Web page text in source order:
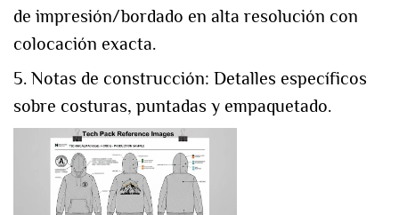
de impresión/bordado en alta resolución con
colocación exacta.
5. Notas de construcción: Detalles específicos
sobre costuras, puntadas y empaquetado.